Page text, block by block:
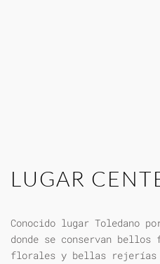
LUGAR
Conocido lugar Toledano
donde se conservan bellos
florales y bellas rejerías